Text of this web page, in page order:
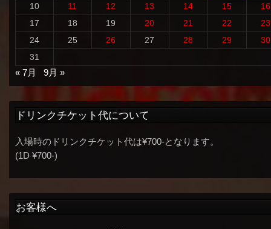
10
11 12 13 14 15
16
17
18 19 20 21 22
23
24
25 26 27 28 29
30
31
« 7月
9月 »
ドリンクチケット代について
入場時のドリンクチケット代は¥700-となります。
(1D ¥700-)
お客様へ